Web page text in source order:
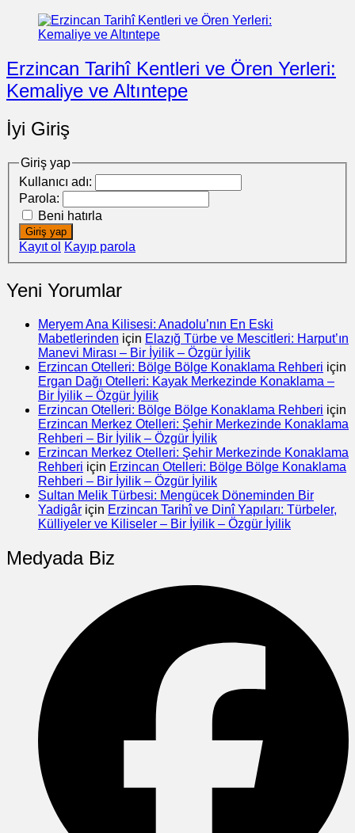
Erzincan Tarihî Kentleri ve Ören Yerleri:
Kemaliye ve Altıntepe
İyi Giriş
Giriş yap
Kullanıcı adı:
Parola:
Beni hatırla
Giriş yap
Kayıt ol Kayıp parola
Yeni Yorumlar
Meryem Ana Kilisesi: Anadolu’nın En Eski
Mabetlerinden için Elazığ Türbe ve Mescitleri: Harput’ın
Manevi Mirası – Bir İyilik – Özgür İyilik
Erzincan Otelleri: Bölge Bölge Konaklama Rehberi için
Ergan Dağı Otelleri: Kayak Merkezinde Konaklama –
Bir İyilik – Özgür İyilik
Erzincan Otelleri: Bölge Bölge Konaklama Rehberi için
Erzincan Merkez Otelleri: Şehir Merkezinde Konaklama
Rehberi – Bir İyilik – Özgür İyilik
Erzincan Merkez Otelleri: Şehir Merkezinde Konaklama
Rehberi için Erzincan Otelleri: Bölge Bölge Konaklama
Rehberi – Bir İyilik – Özgür İyilik
Sultan Melik Türbesi: Mengücek Döneminden Bir
Yadigâr için Erzincan Tarihî ve Dinî Yapıları: Türbeler,
Külliyeler ve Kiliseler – Bir İyilik – Özgür İyilik
Medyada Biz